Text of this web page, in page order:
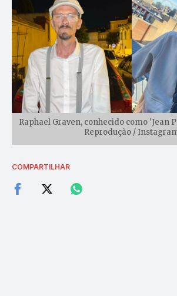
Raphael Graven, conhecido como 'Jean
Reprodução /
COMPARTILHAR